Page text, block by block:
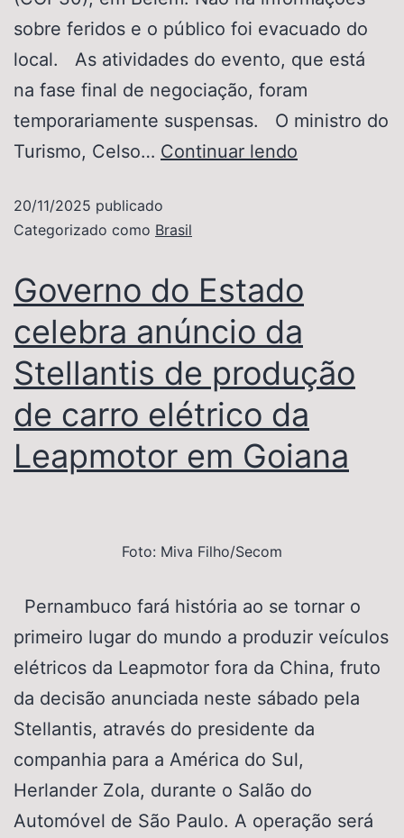
sobre feridos e o público foi evacuado do
local. As atividades do evento, que está
na fase final de negociação, foram
temporariamente suspensas. O ministro do
Turismo, Celso… Continuar lendo
20/11/2025 publicado
Categorizado como Brasil
Governo do Estado
celebra anúncio da
Stellantis de produção
de carro elétrico da
Leapmotor em Goiana
Foto: Miva Filho/Secom
Pernambuco fará história ao se tornar o
primeiro lugar do mundo a produzir veículos
elétricos da Leapmotor fora da China, fruto
da decisão anunciada neste sábado pela
Stellantis, através do presidente da
companhia para a América do Sul,
Herlander Zola, durante o Salão do
Automóvel de São Paulo. A operação será